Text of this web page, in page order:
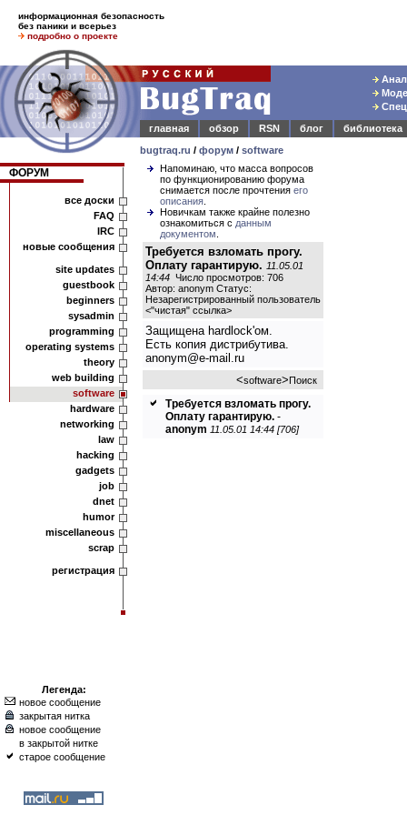
информационная безопасность
без паники и всерьез
подробно о проекте
главная
обзор RSN блог
библиотека
bugtraq.ru / форум / software
ФОРУМ
все доски
FAQ
IRC
новые сообщения
site updates
guestbook
beginners
sysadmin
programming
operating systems
theory
web building
software
hardware
networking
law
hacking
gadgets
job
dnet
humor
miscellaneous
scrap
регистрация
Легенда:
новое сообщение
закрытая нитка
новое сообщение
в закрытой нитке
старое сообщение
Напоминаю, что масса вопросов
по функционированию форума
снимается после прочтения его
описания
Новичкам также крайне полезно
ознакомиться с данным
документом
Требуется взломать прогу.
Оплату гарантирую. 11.05.01
14:44 Число просмотров: 706
Автор: anonym Статус:
Незарегистрированный пользователь
<"чистая" ссылка>
Защищена hardlock'ом.
Есть копия дистрибутива.
anonym@e-mail.ru
<software>Поиск
Требуется взломать прогу.
Оплату гарантирую. -
anonym 11.05.01 14:44 [706]